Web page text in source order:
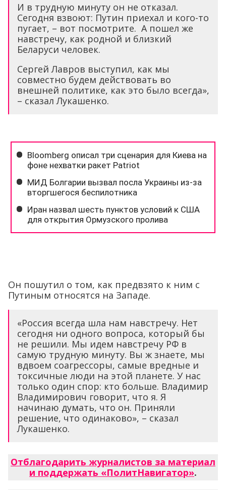
И в трудную минуту он не отказал.
Сегодня взвоют: Путин приехал и кого-то
пугает, – вот посмотрите. А пошел же
навстречу, как родной и близкий
Беларуси человек.
Сергей Лавров выступил, как мы
совместно будем действовать во
внешней политике, как это было всегда»,
– сказал Лукашенко.
Он пошутил о том, как предвзято к ним с
Путиным относятся на Западе.
«Россия всегда шла нам навстречу. Нет
сегодня ни одного вопроса, который бы
не решили. Мы идем навстречу РФ в
самую трудную минуту. Вы ж знаете, мы
вдвоем соагрессоры, самые вредные и
токсичные люди на этой планете. У нас
только один спор: кто больше. Владимир
Владимирович говорит, что я. Я
начинаю думать, что он. Приняли
решение, что одинаково», – сказал
Лукашенко.
Отблагодарить журналистов за материал
и поддержать «ПолитНавигатор».